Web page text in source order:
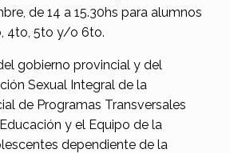
de 14 a 15.30hs para alumnos
4to, 5to y/o 6to.
gobierno provincial y del
Sexual Integral de la
de Programas Transversales
y el Equipo de la
dependiente de la